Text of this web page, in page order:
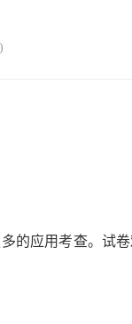
的应用考查。试